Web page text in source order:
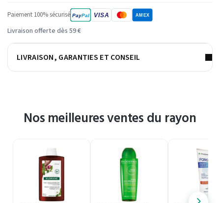
Paiement 100% sécurisé PayPal VISA AMEX
Livraison offerte dès 59 €
LIVRAISON, GARANTIES ET CONSEIL
Nos meilleures ventes du rayon